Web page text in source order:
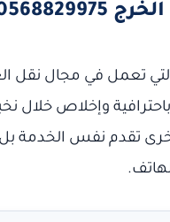
تعمل في مجال نقل
وإخلاص خلال
تقدم نفس الخدمة بل